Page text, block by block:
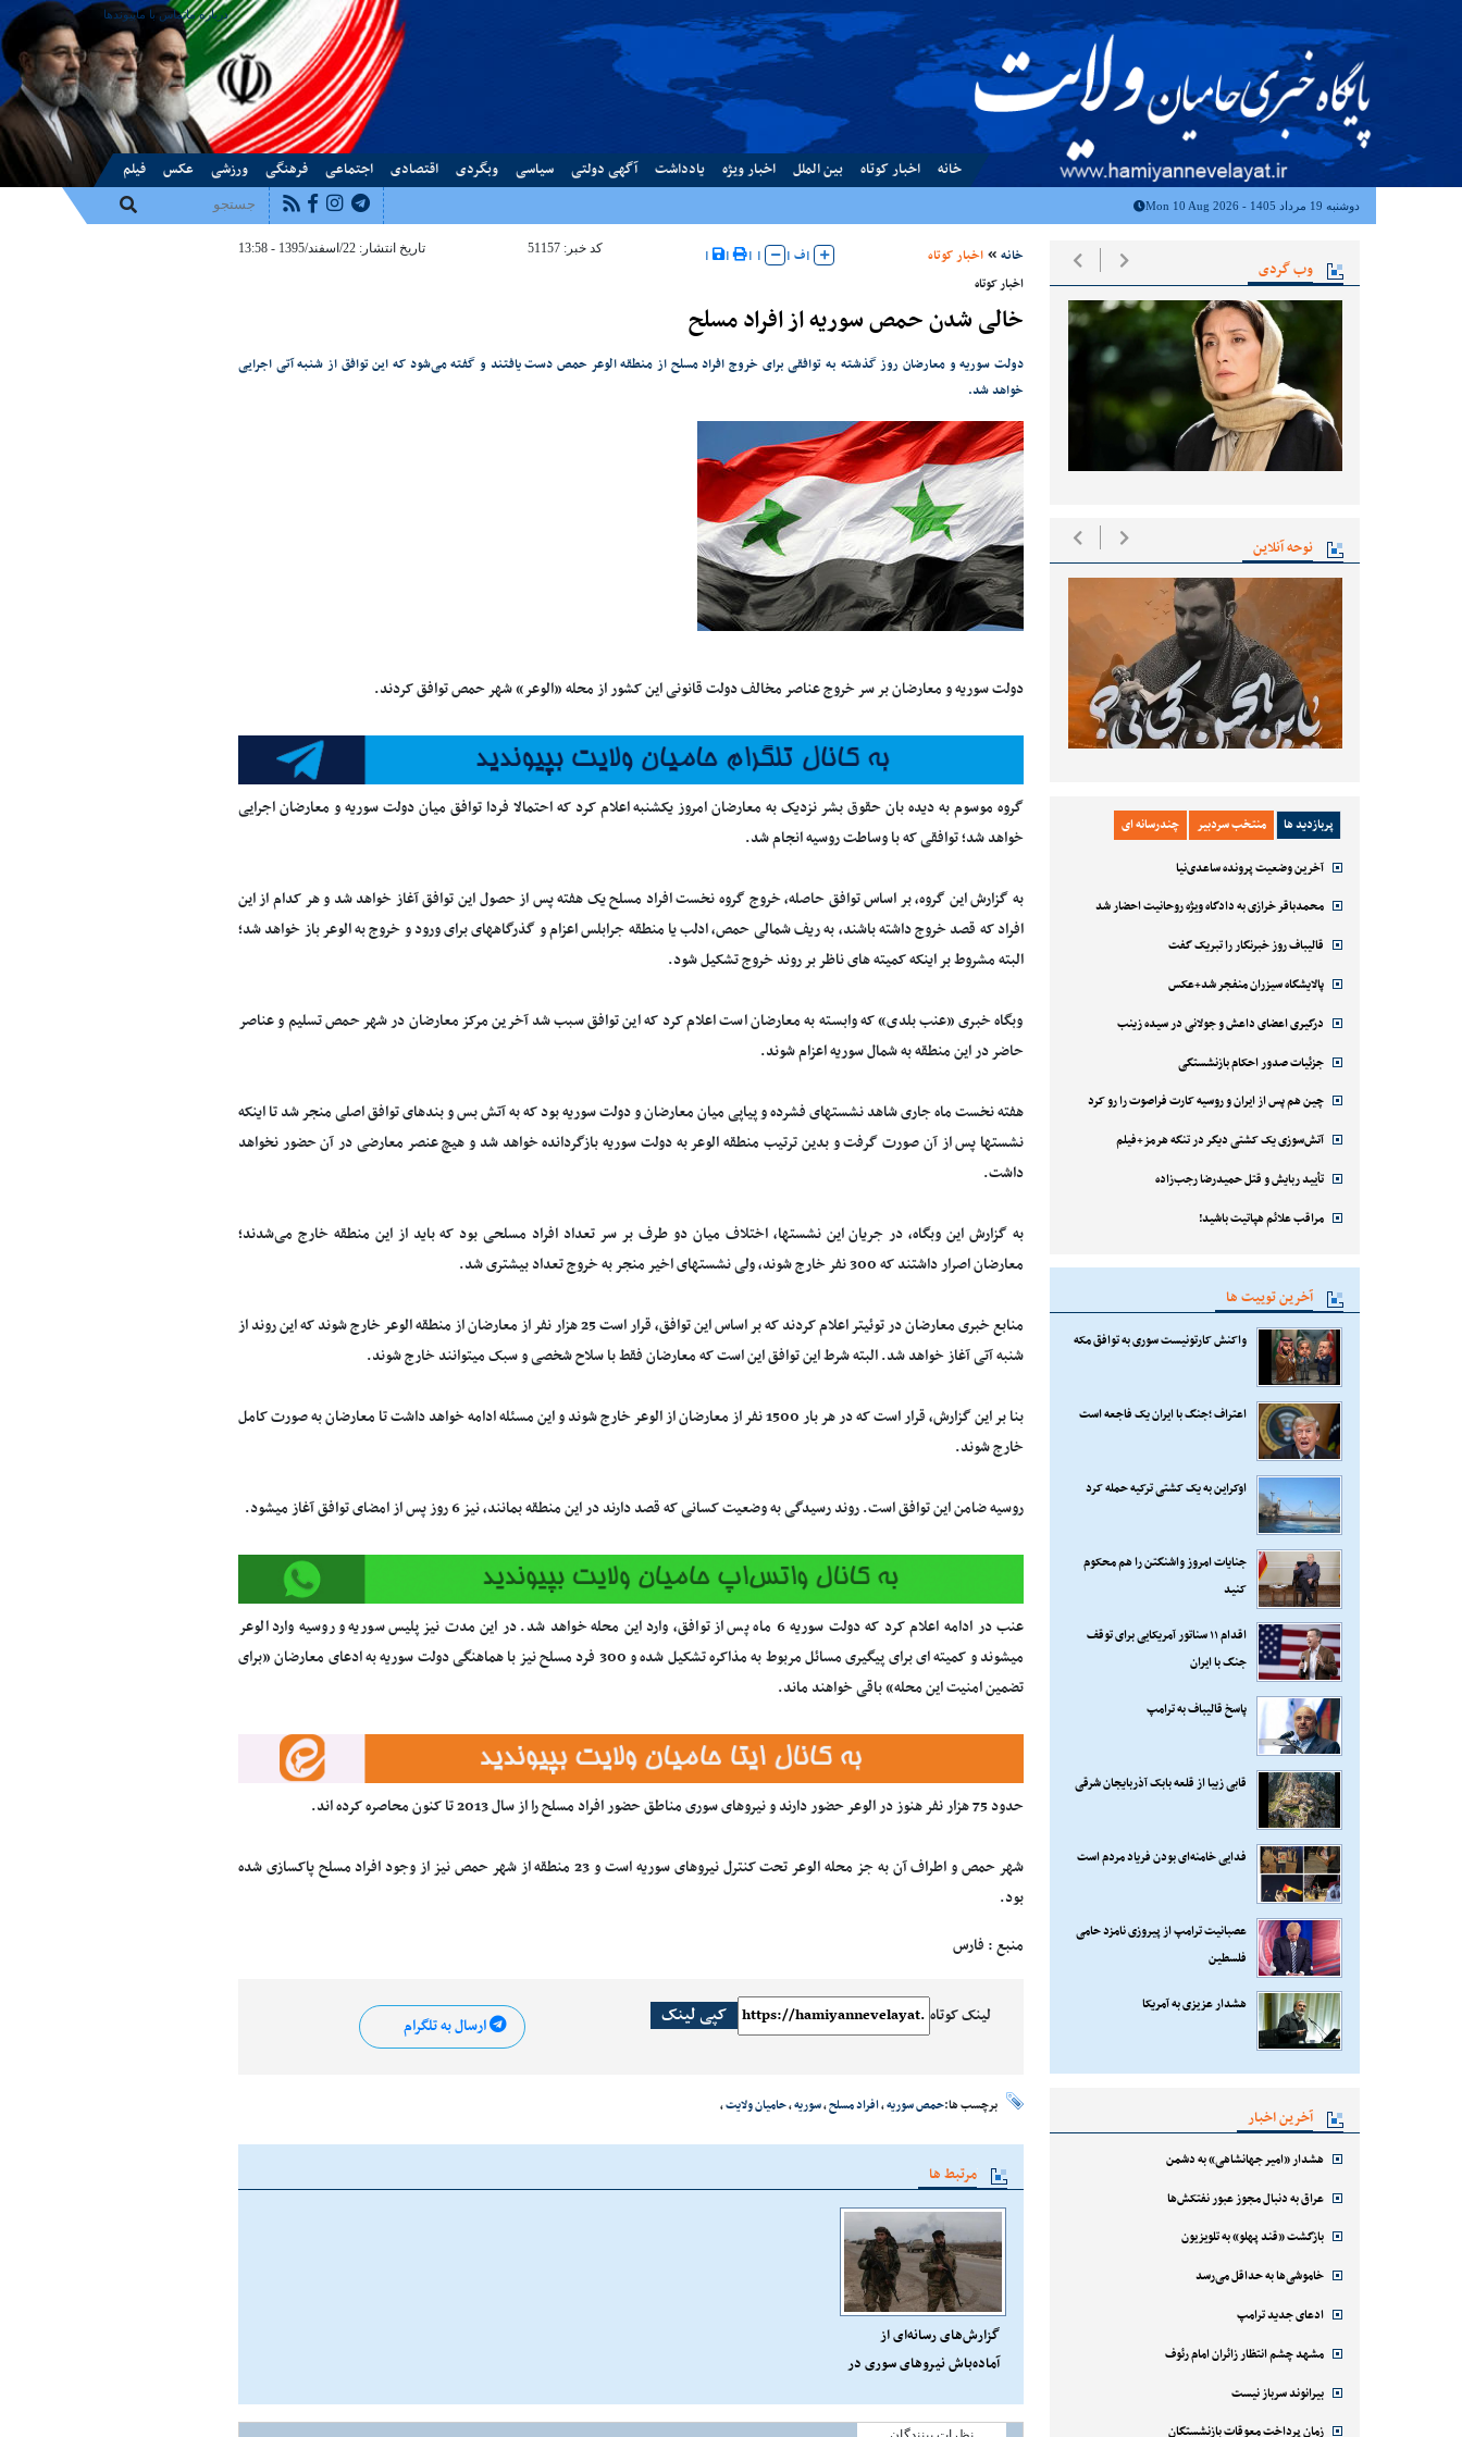
درباره ماتماس با ماپیوندها
خانه اخبار کوتاه بین الملل اخبار ویژه یادداشت آگهی دولتی سیاسی وبگردی اقتصادی اجتماعی فرهنگی ورزشی عکس فیلم
دوشنبه 19 مرداد 1405 - Mon 10 Aug 2026
وب گردی
نوحه آنلاین
پربازدید ها منتخب سردبیر چندرسانه ای
آخرین وضعیت پرونده ساعدی‌نیا
محمدباقر خرازی به دادگاه ویژه روحانیت احضار شد
قالیباف روز خبرنگار را تبریک گفت
پالایشگاه سیزران منفجر شد+عکس
درگیری اعضای داعش و جولانی در سیده زینب
جزئیات صدور احکام بازنشستگی
چین هم پس از ایران و روسیه کارت فراصوت را رو کرد
آتش‌سوزی یک کشتی دیگر در تنگه هرمز+فیلم
تأیید ربایش و قتل حمیدرضا رجب‌زاده
مراقب علائم هپاتیت باشید!
آخرین توییت ها
واکنش کارتونیست سوری به توافق مکه
اعتراف ؛جنگ با ایران یک فاجعه است
اوکراین به یک کشتی ترکیه حمله کرد
جنایات امروز واشنگتن را هم محکوم
کنید
اقدام ۱۱ سناتور آمریکایی برای توقف
جنگ با ایران
پاسخ قالیباف به ترامپ
قابی زیبا از قلعه بابک آذربایجان شرقی
فدایی خامنه‌ای بودن فریاد مردم است
عصبانیت ترامپ از پیروزی نامزد حامی
فلسطین
هشدار عزیزی به آمریکا
آخرین اخبار
هشدار «امیر جهانشاهی» به دشمن
عراق به دنبال مجوز عبور نفتکش‌ها
بازگشت «قند پهلو» به تلویزیون
خاموشی‌ها به حداقل می‌رسد
ادعای جدید ترامپ
مشهد چشم انتظار زائران امام رئوف
بیرانوند سرباز نیست
زمان پرداخت معوقات بازنشستگان
خانه اخبار کوتاه |ف|
|
|
|
| کد خبر: 51157 تاریخ انتشار: 22/اسفند/1395 - 13:58
اخبار کوتاه
خالی شدن حمص سوریه از افراد مسلح
دولت سوریه و معارضان روز گذشته به توافقی برای خروج افراد مسلح از منطقه الوعر حمص دست یافتند و گفته می‌شود که این توافق از شنبه آتی اجرایی
خواهد شد.
دولت سوریه و معارضان بر سر خروج عناصر مخالف دولت قانونی این کشور از محله «الوعر» شهر حمص توافق کردند.
گروه موسوم به دیده بان حقوق بشر نزدیک به معارضان امروز یکشنبه اعلام کرد که احتمالا فردا توافق میان دولت سوریه و معارضان اجرایی
خواهد شد؛ توافقی که با وساطت روسیه انجام شد.
به گزارش این گروه، بر اساس توافق حاصله، خروج گروه نخست افراد مسلح یک هفته پس از حصول این توافق آغاز خواهد شد و هر کدام از این
افراد که قصد خروج داشته باشند، به ریف شمالی حمص، ادلب یا منطقه جرابلس اعزام و گذرگاههای برای ورود و خروج به الوعر باز خواهد شد؛
البته مشروط بر اینکه کمیته های ناظر بر روند خروج تشکیل شود.
وبگاه خبری «عنب بلدی» که وابسته به معارضان است اعلام کرد که این توافق سبب شد آخرین مرکز معارضان در شهر حمص تسلیم و عناصر
حاضر در این منطقه به شمال سوریه اعزام شوند.
هفته نخست ماه جاری شاهد نشستهای فشرده و پیاپی میان معارضان و دولت سوریه بود که به آتش بس و بندهای توافق اصلی منجر شد تا اینکه
نشستها پس از آن صورت گرفت و بدین ترتیب منطقه الوعر به دولت سوریه بازگردانده خواهد شد و هیچ عنصر معارضی در آن حضور نخواهد
داشت.
به گزارش این وبگاه، در جریان این نشستها، اختلاف میان دو طرف بر سر تعداد افراد مسلحی بود که باید از این منطقه خارج می‌شدند؛
معارضان اصرار داشتند که 300 نفر خارج شوند، ولی نشستهای اخیر منجر به خروج تعداد بیشتری شد.
منابع خبری معارضان در توئیتر اعلام کردند که بر اساس این توافق، قرار است 25 هزار نفر از معارضان از منطقه الوعر خارج شوند که این روند از
شنبه آتی آغاز خواهد شد. البته شرط این توافق این است که معارضان فقط با سلاح شخصی و سبک میتوانند خارج شوند.
بنا بر این گزارش، قرار است که در هر بار 1500 نفر از معارضان از الوعر خارج شوند و این مسئله ادامه خواهد داشت تا معارضان به صورت کامل
خارج شوند.
روسیه ضامن این توافق است. روند رسیدگی به وضعیت کسانی که قصد دارند در این منطقه بمانند، نیز 6 روز پس از امضای توافق آغاز میشود.
عنب در ادامه اعلام کرد که دولت سوریه 6 ماه پس از توافق، وارد این محله خواهد شد. در این مدت نیز پلیس سوریه و روسیه وارد الوعر
میشوند و کمیته ای برای پیگیری مسائل مربوط به مذاکره تشکیل شده و 300 فرد مسلح نیز با هماهنگی دولت سوریه به ادعای معارضان «برای
تضمین امنیت این محله» باقی خواهند ماند.
حدود 75 هزار نفر هنوز در الوعر حضور دارند و نیروهای سوری مناطق حضور افراد مسلح را از سال 2013 تا کنون محاصره کرده اند.
شهر حمص و اطراف آن به جز محله الوعر تحت کنترل نیروهای سوریه است و 23 منطقه از شهر حمص نیز از وجود افراد مسلح پاکسازی شده
بود.
منبع : فارس
لینک کوتاه کپی لینک ارسال به تلگرام
برچسب ها:حمص سوریه،افراد مسلح،سوریه،حامیان ولایت،
مرتبط ها
گزارش‌های رسانه‌ای از
آماده‌باش نیروهای سوری در